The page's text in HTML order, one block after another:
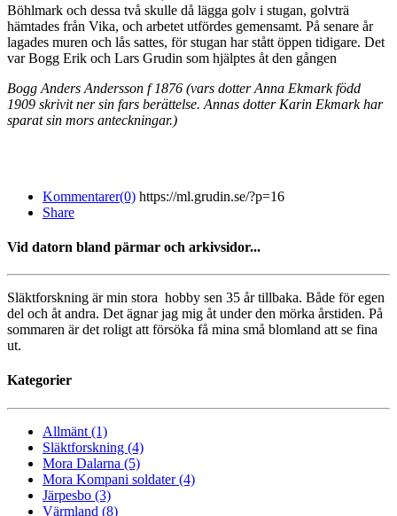
Böhlmark och dessa två skulle då lägga golv i stugan, golvträ
hämtades från Vika, och arbetet utfördes gemensamt. På senare år
lagades muren och lås sattes, för stugan har stått öppen tidigare. Det
var Bogg Erik och Lars Grudin som hjälptes åt den gången
Bogg Anders Andersson f 1876 (vars dotter Anna Ekmark född
1909 skrivit ner sin fars berättelse. Annas dotter Karin Ekmark har
sparat sin mors anteckningar.)
Kommentarer(0) https://ml.grudin.se/?p=16
Share
Vid datorn bland pärmar och arkivsidor...
Släktforskning är min stora hobby sen 35 år tillbaka. Både för egen
del och åt andra. Det ägnar jag mig åt under den mörka årstiden. På
sommaren är det roligt att försöka få mina små blomland att se fina
ut.
Kategorier
Allmänt (1)
Släktforskning (4)
Mora Dalarna (5)
Mora Kompani soldater (4)
Järpesbo (3)
Värmland (8)